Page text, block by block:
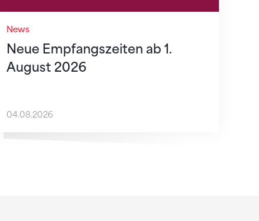
News
Neue Empfangszeiten ab 1.
August 2026
04.08.2026